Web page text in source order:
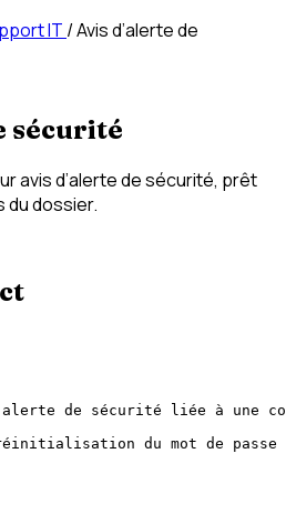
IT /Avis d’alerte de
sécurité
avis d’alerte de sécurité, prêt
du dossier.
alerte de sécurité liée à une
du mot de